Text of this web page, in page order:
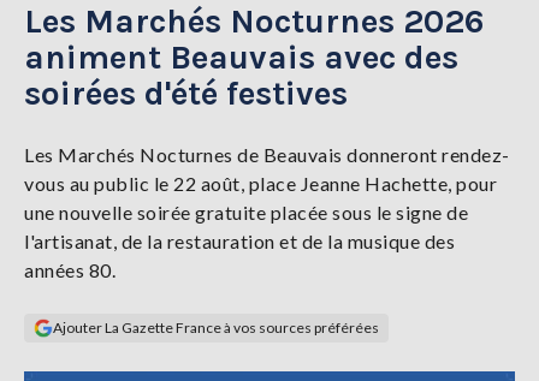
TENDANCES
SERVICES
LA
Se
connecter
Les Marchés Nocturnes 2026
animent Beauvais avec des
soirées d'été festives
Les Marchés Nocturnes de Beauvais donneront rendez-
vous au public le 22 août, place Jeanne Hachette, pour
une nouvelle soirée gratuite placée sous le signe de
l'artisanat, de la restauration et de la musique des
années 80.
Ajouter La Gazette France à vos sources préférées